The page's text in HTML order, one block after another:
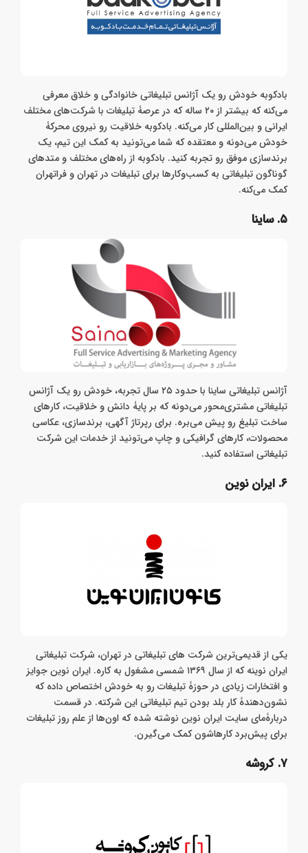
بادکوبه خودش رو یک آژانس تبلیغاتی خانوادگی و خلاق معرفی
می‌کنه که بیشتر از ۲۰ ساله که در عرصۀ تبلیغات با شرکت‌های مختلف
ایرانی و بین‌المللی کار می‌کنه. بادکوبه خلاقیت رو نیروی محرکۀ
خودش می‌دونه و معتقده که شما می‌تونید به کمک این تیم، یک
برندسازی موفق رو تجربه کنید. بادکوبه از راه‌های مختلف و متدهای
گوناگون تبلیغاتی به کسب‌وکارها برای تبلیغات در تهران و فراتهران
کمک می‌کنه.
۵. ساینا
آژانس تبلیغاتی ساینا با حدود ۲۵ سال تجربه، خودش رو یک آژانس
تبلیغاتی مشتری‌محور می‌دونه که بر پایۀ دانش و خلاقیت، کارهای
ساخت تبلیغ رو پیش می‌بره. برای رپرتاژ آگهی، برندسازی، عکاسی
محصولات، کارهای گرافیکی و چاپ می‌تونید از خدمات این شرکت
تبلیغاتی استفاده کنید.
۶. ایران نوین
یکی از قدیمی‌ترین شرکت های تبلیغاتی در تهران، شرکت تبلیغاتی
ایران نوینه که از سال ۱۳۶۹ شمسی مشغول به کاره. ایران نوین جوایز
و افتخارات زیادی در حوزۀ تبلیغات رو به خودش اختصاص داده که
نشون‌دهندۀ کار بلد بودن تیم تبلیغاتی این شرکته. در قسمت
دربارۀ‌مای سایت ایران نوین نوشته شده که اون‌ها از علم روز تبلیغات
برای پیش‌برد کارهاشون کمک می‌گیرن.
۷. کروشه